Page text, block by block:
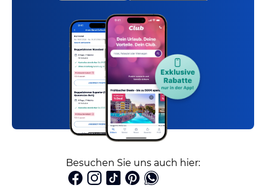
Besuchen Sie uns auch hier: